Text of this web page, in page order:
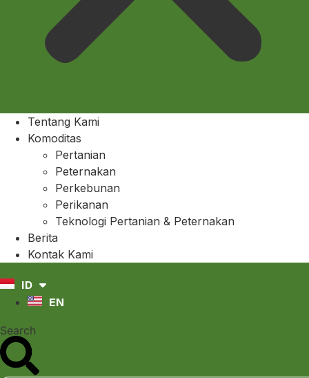
Tentang Kami
Komoditas
Pertanian
Peternakan
Perkebunan
Perikanan
Teknologi Pertanian & Peternakan
Berita
Kontak Kami
ID
EN
Search